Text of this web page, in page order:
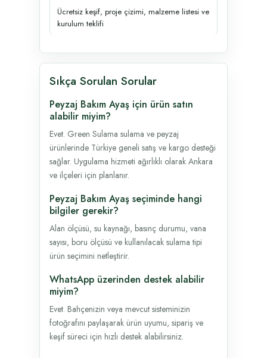
Ücretsiz keşif, proje çizimi, malzeme listesi ve
kurulum teklifi
Sıkça Sorulan Sorular
Peyzaj Bakım Ayaş için ürün satın
alabilir miyim?
Evet. Green Sulama sulama ve peyzaj
ürünlerinde Türkiye geneli satış ve kargo desteği
sağlar. Uygulama hizmeti ağırlıklı olarak Ankara
ve ilçeleri için planlanır.
Peyzaj Bakım Ayaş seçiminde hangi
bilgiler gerekir?
Alan ölçüsü, su kaynağı, basınç durumu, vana
sayısı, boru ölçüsü ve kullanılacak sulama tipi
ürün seçimini netleştirir.
WhatsApp üzerinden destek alabilir
miyim?
Evet. Bahçenizin veya mevcut sisteminizin
fotoğrafını paylaşarak ürün uyumu, sipariş ve
keşif süreci için hızlı destek alabilirsiniz.